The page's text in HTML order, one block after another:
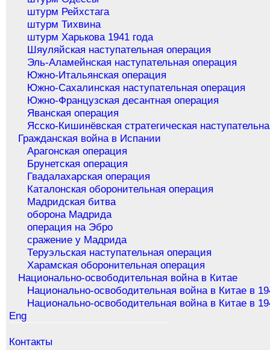
штурм Рейхстага
штурм Тихвина
штурм Харькова 1941 года
Шяуляйская наступательная операция
Эль-Аламейнская наступательная операция
Южно-Итальянская операция
Южно-Сахалинская наступательная операция
Южно-Французская десантная операция
Яванская операция
Ясско-Кишинёвская стратегическая
Гражданская война в Испании
Арагонская операция
Брунетская операция
Гвадалахарская операция
Каталонская оборонительная операция
Мадридская битва
оборона Мадрида
операция на Эбро
сражение у Мадрида
Теруэльская наступательная операция
Харамская оборонительная операция
Национально-освободительная война в Китае
Национально-освободительная война в Китае в
Национально-освободительная война в Китае в
Eng
Контакты